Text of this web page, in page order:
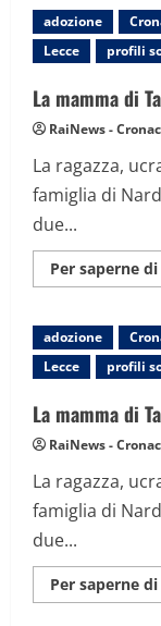
adozione
Lecce
profili
La mamma di
RaiNews -
La ragazza,
famiglia di
due...
Per saperne
adozione
Lecce
profili
La mamma di
RaiNews -
La ragazza,
famiglia di
due...
Per saperne